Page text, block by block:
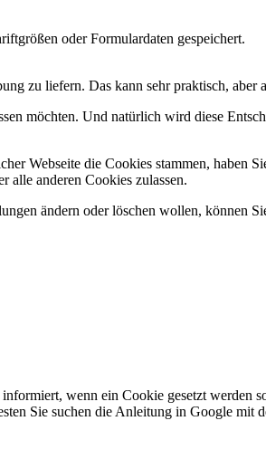
oder Formulardaten gespeichert.
zu liefern. Das kann sehr praktisch, aber
möchten. Und natürlich wird diese
Webseite die Cookies stammen, haben
alle anderen Cookies zulassen.
ändern oder löschen wollen, können
wenn ein Cookie gesetzt werden
Sie suchen die Anleitung in Google mit